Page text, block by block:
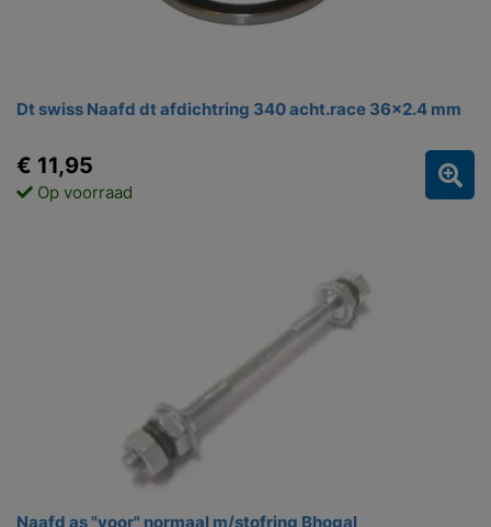
Dt swiss Naafd dt afdichtring 340 acht.race 36x2.4 mm
€ 11,95
Op voorraad
Naafd as "voor" normaal m/stofring Bhogal